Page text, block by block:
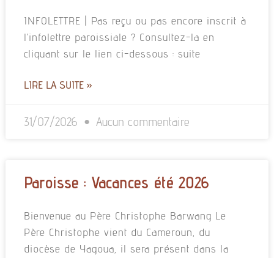
INFOLETTRE | Pas reçu ou pas encore inscrit à
l’infolettre paroissiale ? Consultez-la en
cliquant sur le lien ci-dessous : suite
LIRE LA SUITE »
31/07/2026 Aucun commentaire
Paroisse : Vacances été 2026
Bienvenue au Père Christophe Barwang Le
Père Christophe vient du Cameroun, du
diocèse de Yagoua, il sera présent dans la